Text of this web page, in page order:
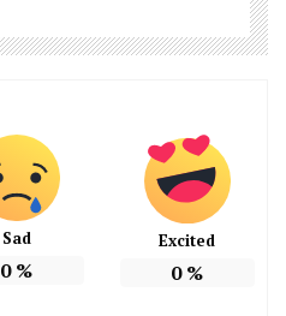
Sad
0%
Excited
0%